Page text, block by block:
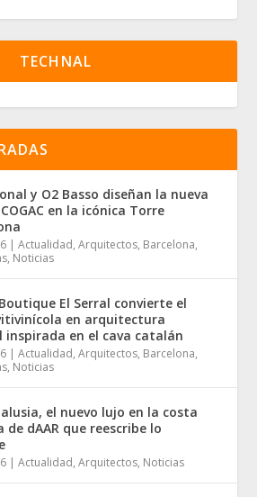
TECHNAL
y O2 Basso diseñan la nueva
en la icónica Torre
|Actualidad,Arquitectos, Barcelona,
, Noticias
El Serral convierte el
en arquitectura
inspirada en el cava catalán
|Actualidad,Arquitectos, Barcelona,
, Noticias
el nuevo lujo en la costa
dAAR que reescribe lo
|Actualidad,Arquitectos, Noticias